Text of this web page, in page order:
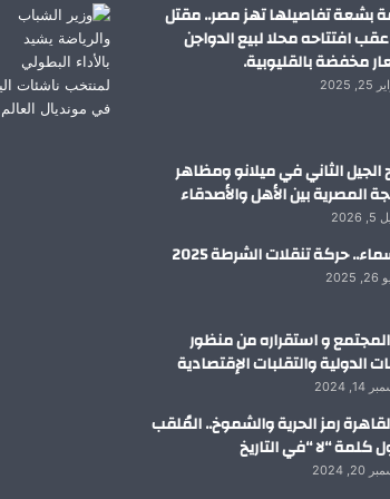
بشعة تفاصيلها تهز مصر.. مقتل
عقب افتتاحه محلا لبيع الدواجن
مخفضة بالقليوبية.
2025
الجيل الثاني في ميلانو ومظاهر
المصرية بين الأهل والأصدقاء
حركة تنقلات الشرطة 2025
و استقراره من منظور
الدولية والتقلبات الإقتصادية
2024
رمز الحرية والشموخ.. المُلقب
كلمة “لا “في التاريخ
2024